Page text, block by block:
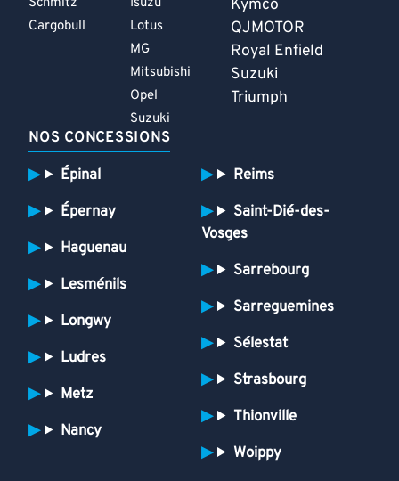
Cargobull
Lotus
MG
Mitsubishi
Opel
Suzuki
Kymco
QJMOTOR
Royal Enfield
Suzuki
Triumph
NOS CONCESSIONS
Épinal
Épernay
Haguenau
Lesménils
Longwy
Ludres
Metz
Nancy
Reims
Saint-Dié-des-
Vosges
Sarrebourg
Sarreguemines
Sélestat
Strasbourg
Thionville
Woippy